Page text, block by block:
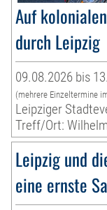
Auf
durch Leipzig
09.08.2026 bis
(mehrere Einzeltermine
Leipziger
Treff/Ort:
Leipzig und
eine ernste